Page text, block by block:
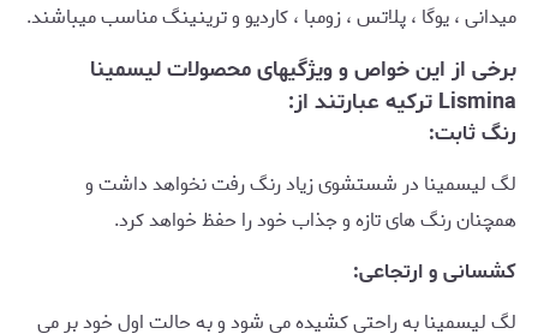
میدانی ، یوگا ، پلاتس ، زومبا ، کاردیو و ترینینگ مناسب میباشند.
برخی از این خواص و ویژگیهای محصولات لیسمینا
Lismina ترکیه عبارتند از:
رنگ ثابت:
لگ لیسمینا در شستشوی زیاد رنگ رفت نخواهد داشت و
همچنان رنگ های تازه و جذاب خود را حفظ خواهد کرد.
کشسانی و ارتجاعی:
لگ لیسمینا به راحتی کشیده می شود و به حالت اول خود بر می